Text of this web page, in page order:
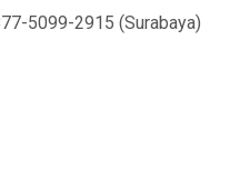
5099-2915 (Surabaya)